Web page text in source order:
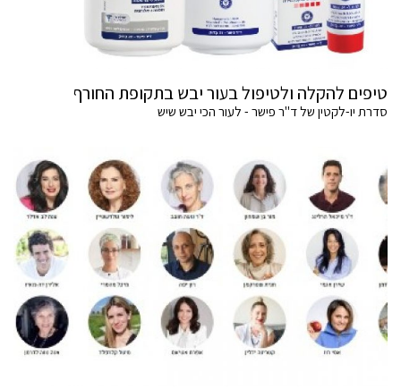
טיפים להקלה ולטיפול בעור יבש בתקופת החורף
סדרת יו-לקטין של ד"ר פישר - לעור הכי יבש שיש